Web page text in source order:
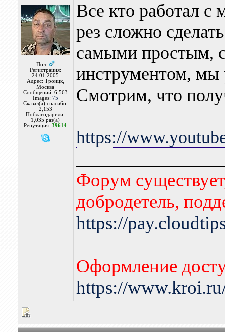
Пол:
Регистрация:
24.01.2005
Адрес: Троицк,
Москва
Сообщений: 6,563
Images: 75
Сказал(а) спасибо:
2,153
Поблагодарили:
1,035 раз(а)
Репутация:39614
Все кто работал с
рез сложно
самыми простым,
инструментом, мы
Смотрим, что
https://
Форум
добродетель,
https://
Оформление
https://